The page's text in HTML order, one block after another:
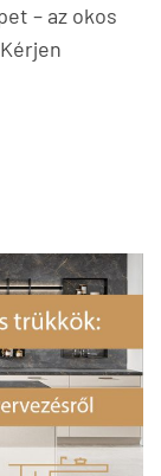
– az okos